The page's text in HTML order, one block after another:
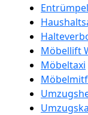
Möbellift
Möbeltaxi